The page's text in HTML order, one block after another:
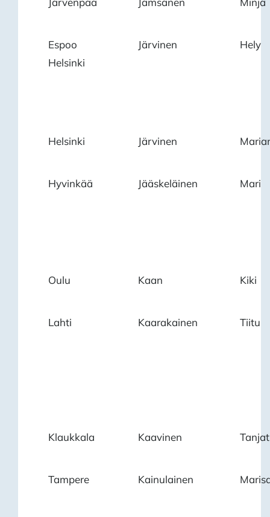
Espoo
Helsinki
Järvinen Hely
Helsinki Järvinen
Hyvinkää Jääskeläinen Mari
Oulu Kaan Kiki
Lahti Kaarakainen Tiitu
Klaukkala Kaavinen
Tampere Kainulainen